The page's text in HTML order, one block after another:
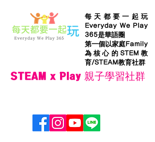
每天都要一起玩
Everyday We Play
365是華語圈
第一個以家庭Family
為核心的STEM教
育/STEAM教育社群
STEAM x Play 親子學習社群